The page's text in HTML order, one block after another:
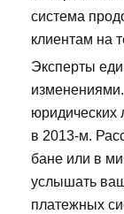
система
клиентам на
Эксперты
юридических
в 2013-м.
бане или в
услышать
платежных